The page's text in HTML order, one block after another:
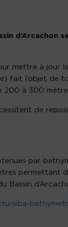
mettre à jour
fait l’objet de
200 à 300
de
par
permettant
Bassin
siba-